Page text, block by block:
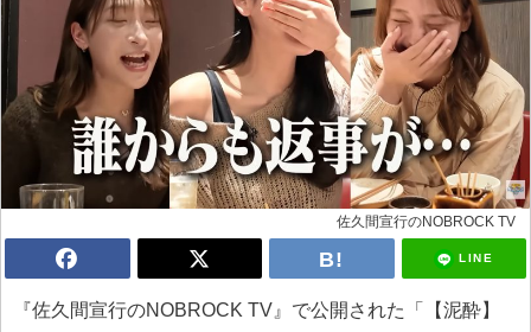
佐久間宣行のNOBROCK TV
LINE
『佐久間宣行のNOBROCK TV』で公開された「【泥酔】